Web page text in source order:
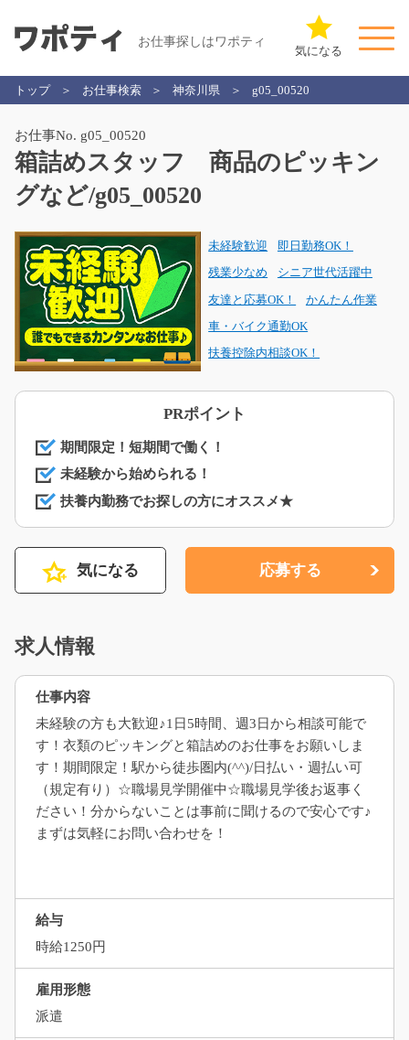
お仕事探しはワポティ
気になる
トップ お仕事検索 神奈川県 g05_00520
お仕事No. g05_00520
箱詰めスタッフ 商品のピッキン
グなど/g05_00520
未経験歓迎 即日勤務OK！
残業少なめ シニア世代活躍中
友達と応募OK！ かんたん作業
車・バイク通勤OK
扶養控除内相談OK！
PRポイント
期間限定！短期間で働く！
未経験から始められる！
扶養内勤務でお探しの方にオススメ★
気になる 応募する
求人情報
仕事内容
未経験の方も大歓迎♪1日5時間、週3日から相談可能で
す！衣類のピッキングと箱詰めのお仕事をお願いしま
す！期間限定！駅から徒歩圏内(^^)/日払い・週払い可
（規定有り）☆職場見学開催中☆職場見学後お返事く
ださい！分からないことは事前に聞けるので安心です♪
まずは気軽にお問い合わせを！
給与
時給1250円
雇用形態
派遣